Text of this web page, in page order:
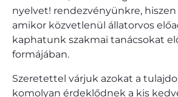
nyelvet! rendezvényünkre,
amikor közvetlenül állatorvos
kaphatunk szakmai tanácsokat
formájában.
Szeretettel várjuk azokat a
komolyan érdeklődnek a kis